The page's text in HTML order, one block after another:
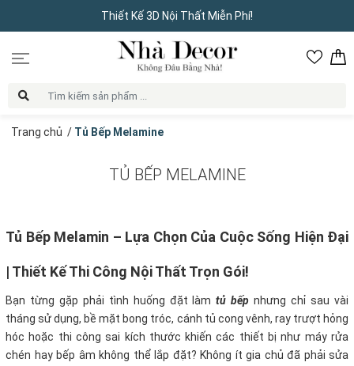
Thiết Kế 3D Nội Thất Miễn Phí!
Trang chủ / Tủ Bếp Melamine
TỦ BẾP MELAMINE
Tủ Bếp Melamin – Lựa Chọn Của Cuộc Sống Hiện Đại
| Thiết Kế Thi Công Nội Thất Trọn Gói!
Bạn từng gặp phải tình huống đặt làmtủ bếp nhưng chỉ sau vài
tháng sử dụng, bề mặt bong tróc, cánh tủ cong vênh, ray trượt hỏng
hóc hoặc thi công sai kích thước khiến các thiết bị như máy rửa
chén hay bếp âm không thể lắp đặt? Không ít gia chủ đã phải sửa